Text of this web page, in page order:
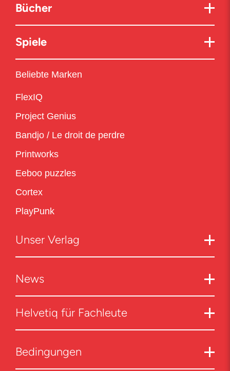
Bücher
Spiele
Beliebte Marken
FlexIQ
Project Genius
Bandjo / Le droit de perdre
Printworks
Eeboo puzzles
Cortex
PlayPunk
Unser Verlag
News
Helvetiq für Fachleute
Bedingungen